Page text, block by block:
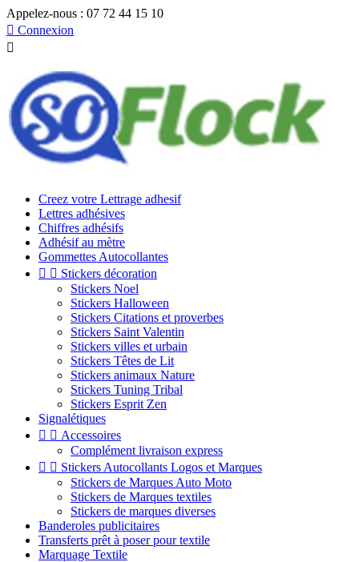
Appelez-nous : 07 72 44 15 10
 Connexion

Creez votre Lettrage adhesif
Lettres adhésives
Chiffres adhésifs
Adhésif au mètre
Gommettes Autocollantes
  Stickers décoration
Stickers Noel
Stickers Halloween
Stickers Citations et proverbes
Stickers Saint Valentin
Stickers villes et urbain
Stickers Têtes de Lit
Stickers animaux Nature
Stickers Tuning Tribal
Stickers Esprit Zen
Signalétiques
  Accessoires
Complément livraison express
  Stickers Autocollants Logos et Marques
Stickers de Marques Auto Moto
Stickers de Marques textiles
Stickers de marques diverses
Banderoles publicitaires
Transferts prêt à poser pour textile
Marquage Textile